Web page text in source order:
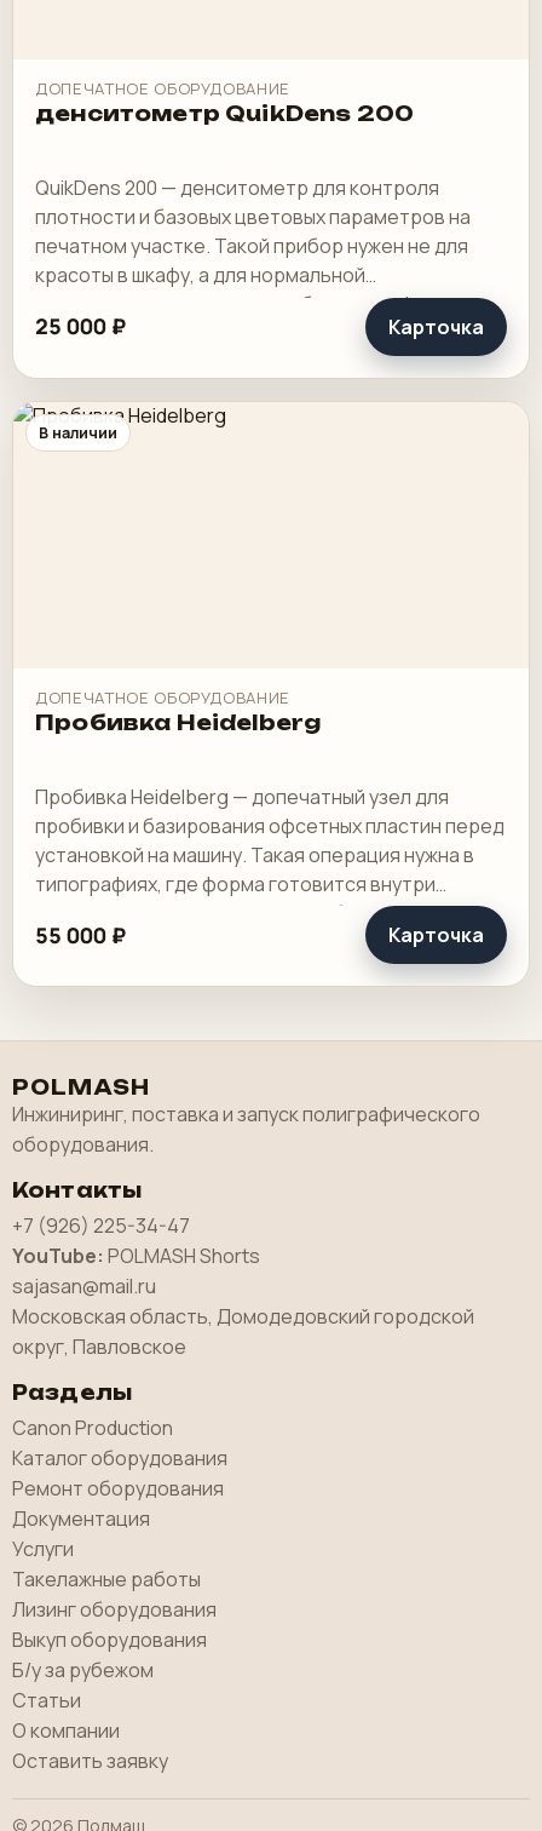
ДОПЕЧАТНОЕ ОБОРУДОВАНИЕ
денситометр QuikDens 200
QuikDens 200 — денситометр для контроля
плотности и базовых цветовых параметров на
печатном участке. Такой прибор нужен не для
красоты в шкафу, а для нормальной
повторяемости тиража, особенно на офсете и
другой печати.
25 000 ₽ Карточка
В наличии
ДОПЕЧАТНОЕ ОБОРУДОВАНИЕ
Пробивка Heidelberg
Пробивка Heidelberg — допечатный узел для
пробивки и базирования офсетных пластин перед
установкой на машину. Такая операция нужна в
типографиях, где форма готовится внутри
предприятия и от точности пробивки зависит.
55 000 ₽ Карточка
POLMASH
Инжиниринг, поставка и запуск полиграфического
оборудования.
Контакты
+7 (926) 225-34-47
YouTube: POLMASH Shorts
sajasan@mail.ru
Московская область, Домодедовский городской
округ, Павловское
Разделы
Canon Production
Каталог оборудования
Ремонт оборудования
Документация
Услуги
Такелажные работы
Лизинг оборудования
Выкуп оборудования
Б/у за рубежом
Статьи
О компании
Оставить заявку
© 2026 Полмаш